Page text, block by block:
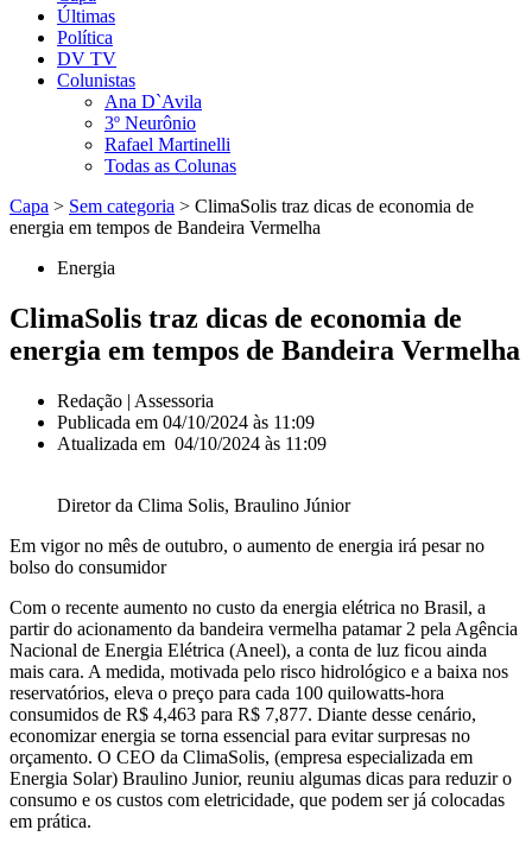
Últimas
Política
DV TV
Colunistas
Ana D`Avila
3º Neurônio
Rafael Martinelli
Todas as Colunas
Capa > Sem categoria > ClimaSolis traz dicas de economia de
energia em tempos de Bandeira Vermelha
Energia
ClimaSolis traz dicas de economia de
energia em tempos de Bandeira Vermelha
Redação | Assessoria
Publicada em 04/10/2024 às 11:09
Atualizada em 04/10/2024 às 11:09
Diretor da Clima Solis, Braulino Júnior
Em vigor no mês de outubro, o aumento de energia irá pesar no
bolso do consumidor
Com o recente aumento no custo da energia elétrica no Brasil, a
partir do acionamento da bandeira vermelha patamar 2 pela Agência
Nacional de Energia Elétrica (Aneel), a conta de luz ficou ainda
mais cara. A medida, motivada pelo risco hidrológico e a baixa nos
reservatórios, eleva o preço para cada 100 quilowatts-hora
consumidos de R$ 4,463 para R$ 7,877. Diante desse cenário,
economizar energia se torna essencial para evitar surpresas no
orçamento. O CEO da ClimaSolis, (empresa especializada em
Energia Solar) Braulino Junior, reuniu algumas dicas para reduzir o
consumo e os custos com eletricidade, que podem ser já colocadas
em prática.